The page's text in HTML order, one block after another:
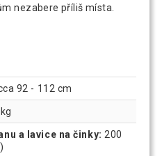
nezabere příliš místa.
92 - 112 cm
a lavice na činky: 200